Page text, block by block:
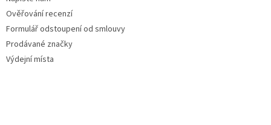
Ověřování recenzí
Formulář odstoupení od smlouvy
Prodávané značky
Výdejní místa